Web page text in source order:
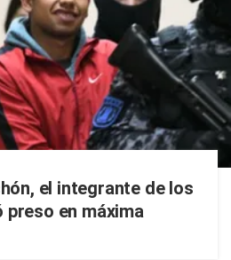
el integrante de los
preso en máxima